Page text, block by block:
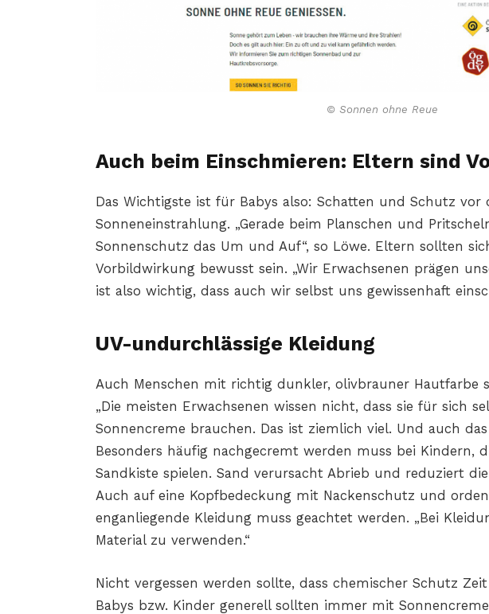
© Sonnen ohne Reue
Auch beim Einschmieren: Eltern sind
Das Wichtigste ist für Babys also: Schatten und Schutz vor
Sonneneinstrahlung. „Gerade beim Planschen und
Sonnenschutz das Um und Auf“, so Löwe. Eltern sollten
Vorbildwirkung bewusst sein. „Wir Erwachsenen prägen
ist also wichtig, dass auch wir selbst uns gewissenhaft
UV-undurchlässige Kleidung
Auch Menschen mit richtig dunkler, olivbrauner Hautfarbe
„Die meisten Erwachsenen wissen nicht, dass sie für sich
Sonnencreme brauchen. Das ist ziemlich viel. Und auch
Besonders häufig nachgecremt werden muss bei Kindern,
Sandkiste spielen. Sand verursacht Abrieb und reduziert
Auch auf eine Kopfbedeckung mit Nackenschutz und
enganliegende Kleidung muss geachtet werden. „Bei
Material zu verwenden.“
Nicht vergessen werden sollte, dass chemischer Schutz
Babys bzw. Kinder generell sollten immer mit